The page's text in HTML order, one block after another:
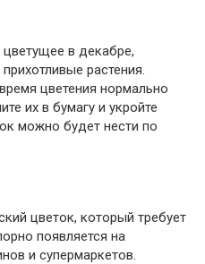
цветущее в декабре,
растения.
цветения нормально
их в бумагу и укройте
можно будет нести по
цветок, который требует
появляется на
и супермаркетов.